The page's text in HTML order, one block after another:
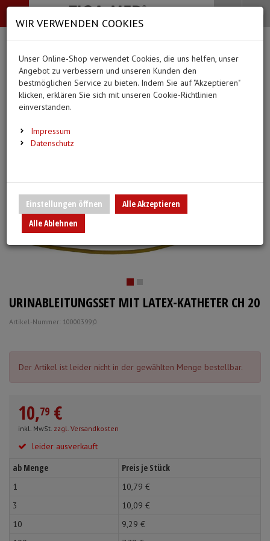
-->
Bekleidung
Alle Kategorien
BEKLEIDUNG
Überschuhe
Hauben
Ärmelschoner
Medizinische Hilfsmittel
Alle Kategorien
MEDIZINISCHE HILFSMITTEL (44
Ergebnisse)
Alle anzeigen
Infusion/Transfusion
Urinbeutel/Beinbeutel
Sauerstoffartikel
Spritzen, Kanülen & Zubehör
Pflege & Alltag
Alle Kategorien
PFLEGE & ALLTAG
Medikation
Urinflaschen &
Unterlagen und
Alle Kategorien
DIAGNOSTIK &
EKG-Elektroden &
Fieberthermometer
Merkzettel
Ihr Warenkorb ist momentan leer.
Ergebnisse () Fertig
Menü Search
URINABLEITUNGSSET MIT LATEX-KATHETER CH 20
Artikel-Nummer: 10000399;0
Der Artikel ist leider nicht in der gewählten Menge bestellbar.
10,79 €
inkl. MwSt. zzgl. Versandkosten
leider ausverkauft
ab Menge Preis je Stück
1 10,79 €
3
10,09 €
10
9,29 €
WIR VERWENDEN COOKIES
Unser Online-Shop verwendet Cookies, die uns helfen, unser
Angebot zu verbessern und unseren Kunden den
bestmöglichen Service zu bieten. Indem Sie auf "Akzeptieren"
klicken, erklären Sie sich mit unseren Cookie-Richtlinien
einverstanden.
Impressum
Datenschutz
Einstellungen öffnen
Alle Akzeptieren
Alle Ablehnen